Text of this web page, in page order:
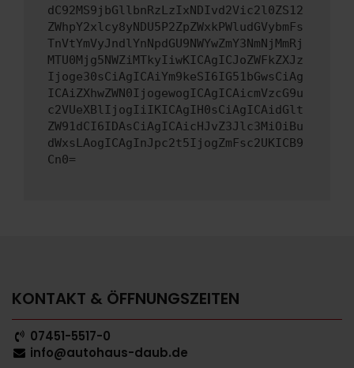
dC92MS9jbGllbnRzLzIxNDIvd2Vic2l0ZS12
ZWhpY2xlcy8yNDU5P2ZpZWxkPWludGVybmFs
TnVtYmVyJndlYnNpdGU9NWYwZmY3NmNjMmRj
MTU0Mjg5NWZiMTkyIiwKICAgICJoZWFkZXJz
Ijoge30sCiAgICAiYm9keSI6IG51bGwsCiAg
ICAiZXhwZWN0IjogewogICAgICAicmVzcG9u
c2VUeXBlIjogIiIKICAgIH0sCiAgICAidGlt
ZW91dCI6IDAsCiAgICAicHJvZ3Jlc3MiOiBu
dWxsLAogICAgInJpc2t5IjogZmFsc2UKICB9
Cn0=
KONTAKT & ÖFFNUNGSZEITEN
07451-5517-0
info@autohaus-daub.de